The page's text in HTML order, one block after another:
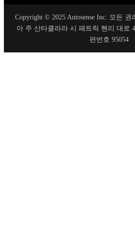
Copyright © 2025 Autosense Inc. 모든 권
아 주 산타클라라 시 패트릭 헨리 대로
편번호 95054